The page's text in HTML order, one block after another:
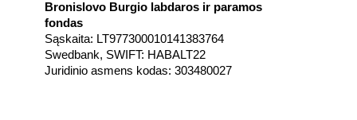
Bronislovo Burgio labdaros ir paramos
fondas
Sąskaita: LT977300010141383764
Swedbank, SWIFT: HABALT22
Juridinio asmens kodas: 303480027